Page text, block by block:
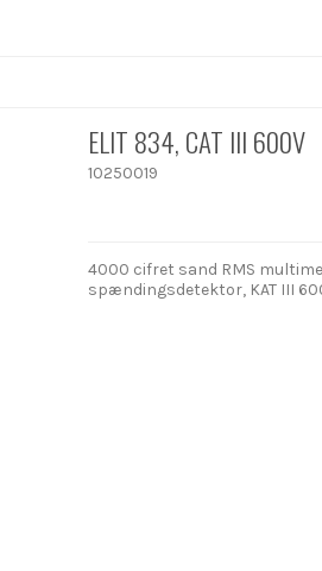
ELIT 834, CAT III 600V
10250019
4000 cifret sand RMS
spændingsdetektor, KAT III